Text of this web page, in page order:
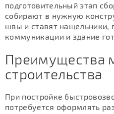
подготовительный этап
собирают в нужную
швы и ставят нащельники,
коммуникации и здание
Преимущества
строительства
При постройке
потребуется оформлять